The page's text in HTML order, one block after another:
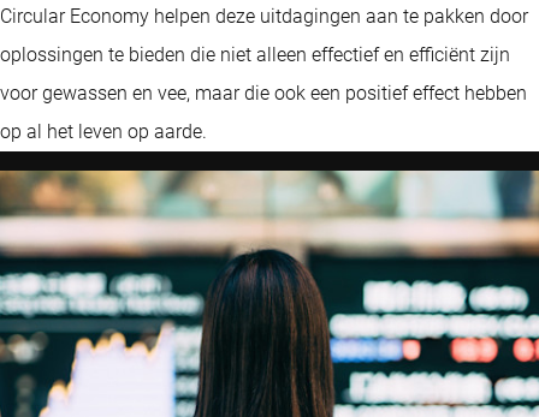
Circular Economy helpen deze uitdagingen aan te pakken door
oplossingen te bieden die niet alleen effectief en efficiënt zijn
voor gewassen en vee, maar die ook een positief effect hebben
op al het leven op aarde.